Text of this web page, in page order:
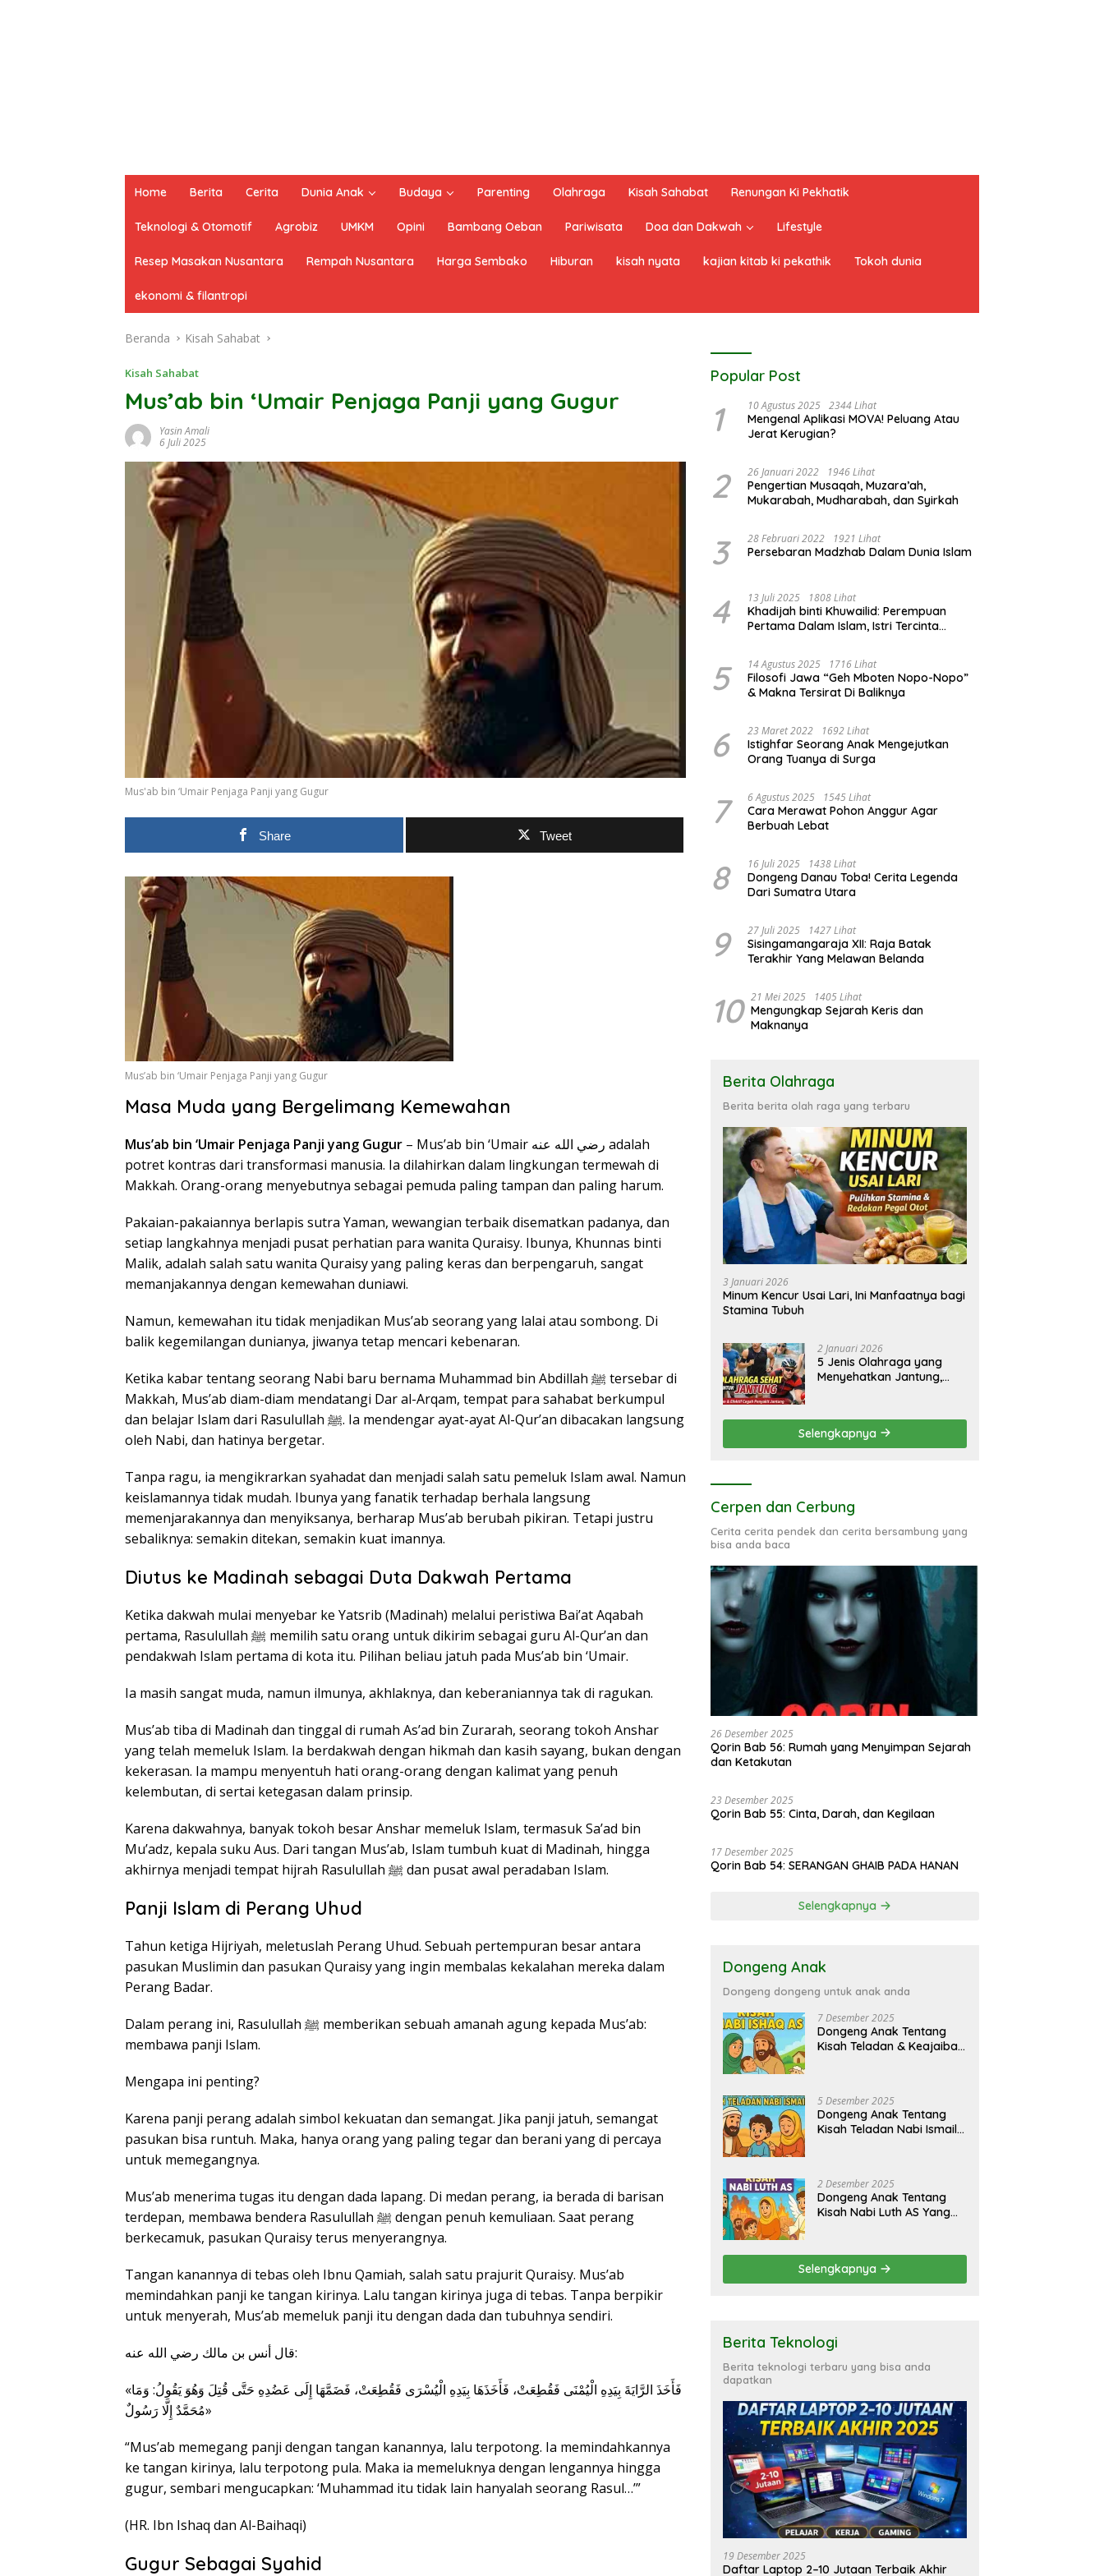
Home Berita Cerita Dunia Anak Budaya Parenting Olahraga Kisah Sahabat Renungan Ki Pekhatik
Teknologi & Otomotif Agrobiz UMKM Opini Bambang Oeban Pariwisata Doa dan Dakwah Lifestyle
Resep Masakan Nusantara Rempah Nusantara Harga Sembako Hiburan kisah nyata kajian kitab ki pekathik Tokoh dunia
ekonomi & filantropi
Beranda Kisah Sahabat
Kisah Sahabat
Mus’ab bin ‘Umair Penjaga Panji yang Gugur
Yasin Amali
6 Juli 2025
Mus'ab bin ‘Umair Penjaga Panji yang Gugur
Share Tweet
Mus’ab bin ‘Umair Penjaga Panji yang Gugur
Masa Muda yang Bergelimang Kemewahan
Mus’ab bin ‘Umair Penjaga Panji yang Gugur – Mus’ab bin ‘Umair رضي الله عنه adalah
potret kontras dari transformasi manusia. Ia dilahirkan dalam lingkungan termewah di
Makkah. Orang-orang menyebutnya sebagai pemuda paling tampan dan paling harum.
Pakaian-pakaiannya berlapis sutra Yaman, wewangian terbaik disematkan padanya, dan
setiap langkahnya menjadi pusat perhatian para wanita Quraisy. Ibunya, Khunnas binti
Malik, adalah salah satu wanita Quraisy yang paling keras dan berpengaruh, sangat
memanjakannya dengan kemewahan duniawi.
Namun, kemewahan itu tidak menjadikan Mus’ab seorang yang lalai atau sombong. Di
balik kegemilangan dunianya, jiwanya tetap mencari kebenaran.
Ketika kabar tentang seorang Nabi baru bernama Muhammad bin Abdillah ﷺ tersebar di
Makkah, Mus’ab diam-diam mendatangi Dar al-Arqam, tempat para sahabat berkumpul
dan belajar Islam dari Rasulullah ﷺ. Ia mendengar ayat-ayat Al-Qur’an dibacakan langsung
oleh Nabi, dan hatinya bergetar.
Tanpa ragu, ia mengikrarkan syahadat dan menjadi salah satu pemeluk Islam awal. Namun
keislamannya tidak mudah. Ibunya yang fanatik terhadap berhala langsung
memenjarakannya dan menyiksanya, berharap Mus’ab berubah pikiran. Tetapi justru
sebaliknya: semakin ditekan, semakin kuat imannya.
Diutus ke Madinah sebagai Duta Dakwah Pertama
Ketika dakwah mulai menyebar ke Yatsrib (Madinah) melalui peristiwa Bai’at Aqabah
pertama, Rasulullah ﷺ memilih satu orang untuk dikirim sebagai guru Al-Qur’an dan
pendakwah Islam pertama di kota itu. Pilihan beliau jatuh pada Mus’ab bin ‘Umair.
Ia masih sangat muda, namun ilmunya, akhlaknya, dan keberaniannya tak di ragukan.
Mus’ab tiba di Madinah dan tinggal di rumah As’ad bin Zurarah, seorang tokoh Anshar
yang telah memeluk Islam. Ia berdakwah dengan hikmah dan kasih sayang, bukan dengan
kekerasan. Ia mampu menyentuh hati orang-orang dengan kalimat yang penuh
kelembutan, di sertai ketegasan dalam prinsip.
Karena dakwahnya, banyak tokoh besar Anshar memeluk Islam, termasuk Sa’ad bin
Mu’adz, kepala suku Aus. Dari tangan Mus’ab, Islam tumbuh kuat di Madinah, hingga
akhirnya menjadi tempat hijrah Rasulullah ﷺ dan pusat awal peradaban Islam.
Panji Islam di Perang Uhud
Tahun ketiga Hijriyah, meletuslah Perang Uhud. Sebuah pertempuran besar antara
pasukan Muslimin dan pasukan Quraisy yang ingin membalas kekalahan mereka dalam
Perang Badar.
Dalam perang ini, Rasulullah ﷺ memberikan sebuah amanah agung kepada Mus’ab:
membawa panji Islam.
Mengapa ini penting?
Karena panji perang adalah simbol kekuatan dan semangat. Jika panji jatuh, semangat
pasukan bisa runtuh. Maka, hanya orang yang paling tegar dan berani yang di percaya
untuk memegangnya.
Mus’ab menerima tugas itu dengan dada lapang. Di medan perang, ia berada di barisan
terdepan, membawa bendera Rasulullah ﷺ dengan penuh kemuliaan. Saat perang
berkecamuk, pasukan Quraisy terus menyerangnya.
Tangan kanannya di tebas oleh Ibnu Qamiah, salah satu prajurit Quraisy. Mus’ab
memindahkan panji ke tangan kirinya. Lalu tangan kirinya juga di tebas. Tanpa berpikir
untuk menyerah, Mus’ab memeluk panji itu dengan dada dan tubuhnya sendiri.
قال أنس بن مالك رضي الله عنه:
«فَأَخَذَ الرَّايَةَ بِيَدِهِ الْيُمْنَى فَقُطِعَتْ، فَأَخَذَهَا بِيَدِهِ الْيُسْرَى فَقُطِعَتْ، فَضَمَّهَا إِلَى عَضُدِهِ حَتَّى قُتِلَ وَهُوَ يَقُولُ: وَمَا
مُحَمَّدٌ إِلَّا رَسُولٌ»
“Mus’ab memegang panji dengan tangan kanannya, lalu terpotong. Ia memindahkannya
ke tangan kirinya, lalu terpotong pula. Maka ia memeluknya dengan lengannya hingga
gugur, sembari mengucapkan: ‘Muhammad itu tidak lain hanyalah seorang Rasul…’”
(HR. Ibn Ishaq dan Al-Baihaqi)
Gugur Sebagai Syahid
Popular Post
1 10 Agustus 2025 2344 Lihat
Mengenal Aplikasi MOVA! Peluang Atau
Jerat Kerugian?
2 26 Januari 2022 1946 Lihat
Pengertian Musaqah, Muzara’ah,
Mukarabah, Mudharabah, dan Syirkah
3 28 Februari 2022 1921 Lihat
Persebaran Madzhab Dalam Dunia Islam
4 13 Juli 2025 1808 Lihat
Khadijah binti Khuwailid: Perempuan
Pertama Dalam Islam, Istri Tercinta
5 14 Agustus 2025 1716 Lihat
Filosofi Jawa “Geh Mboten Nopo-Nopo”
& Makna Tersirat Di Baliknya
6 23 Maret 2022 1692 Lihat
Istighfar Seorang Anak Mengejutkan
Orang Tuanya di Surga
7 6 Agustus 2025 1545 Lihat
Cara Merawat Pohon Anggur Agar
Berbuah Lebat
8 16 Juli 2025 1438 Lihat
Dongeng Danau Toba! Cerita Legenda
Dari Sumatra Utara
9 27 Juli 2025 1427 Lihat
Sisingamangaraja XII: Raja Batak
Terakhir Yang Melawan Belanda
10 21 Mei 2025 1405 Lihat
Mengungkap Sejarah Keris dan
Maknanya
Berita Olahraga
Berita berita olah raga yang terbaru
3 Januari 2026
Minum Kencur Usai Lari, Ini Manfaatnya bagi
Stamina Tubuh
2 Januari 2026
5 Jenis Olahraga yang
Menyehatkan Jantung,
Selengkapnya
Cerpen dan Cerbung
Cerita cerita pendek dan cerita bersambung yang
bisa anda baca
26 Desember 2025
Qorin Bab 56: Rumah yang Menyimpan Sejarah
dan Ketakutan
23 Desember 2025
Qorin Bab 55: Cinta, Darah, dan Kegilaan
17 Desember 2025
Qorin Bab 54: SERANGAN GHAIB PADA HANAN
Selengkapnya
Dongeng Anak
Dongeng dongeng untuk anak anda
7 Desember 2025
Dongeng Anak Tentang
Kisah Teladan & Keajaiban
5 Desember 2025
Dongeng Anak Tentang
Kisah Teladan Nabi Ismail
2 Desember 2025
Dongeng Anak Tentang
Kisah Nabi Luth AS Yang
Selengkapnya
Berita Teknologi
Berita teknologi terbaru yang bisa anda
dapatkan
19 Desember 2025
Daftar Laptop 2–10 Jutaan Terbaik Akhir